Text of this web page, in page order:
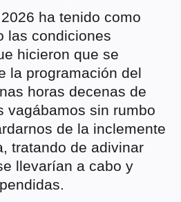
ha tenido como
las condiciones
hicieron que se
la programación del
horas decenas de
vagábamos sin rumbo
de la inclemente
tratando de adivinar
llevarían a cabo y